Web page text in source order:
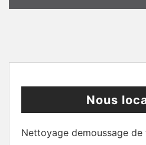
Nous
Nettoyage demoussage